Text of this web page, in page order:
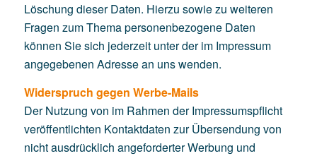
Löschung dieser Daten. Hierzu sowie zu weiteren
Fragen zum Thema personenbezogene Daten
können Sie sich jederzeit unter der im Impressum
angegebenen Adresse an uns wenden.
Widerspruch gegen Werbe-Mails
Der Nutzung von im Rahmen der Impressumspflicht
veröffentlichten Kontaktdaten zur Übersendung von
nicht ausdrücklich angeforderter Werbung und